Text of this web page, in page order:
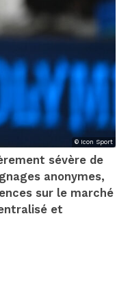
© Icon Sport
sévère de
anonymes,
sur le marché
et